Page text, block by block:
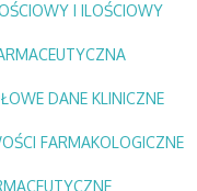
I ILOŚCIOWY
DANE KLINICZNE
FARMAKOLOGICZNE